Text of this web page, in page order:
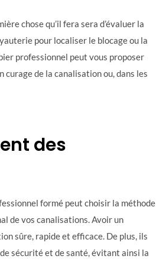
chose qu’il fera sera d’évaluer la
pour localiser le blocage ou la
professionnel peut vous proposer
curage de la canalisation ou, dans les
des
formé peut choisir la méthode
de vos canalisations. Avoir un
sûre, rapide et efficace. De plus, ils
sécurité et de santé, évitant ainsi la